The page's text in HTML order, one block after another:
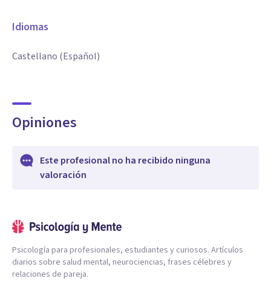
Idiomas
Castellano (Español)
Opiniones
Este profesional no ha recibido ninguna
valoración
Psicología para profesionales, estudiantes y curiosos. Artículos
diarios sobre salud mental, neurociencias, frases célebres y
relaciones de pareja.